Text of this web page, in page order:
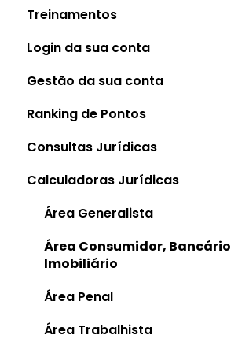
Como contatar o Suporte da
Treinamentos
Principais Ferramentas
Login da sua conta
Autenticação em 02 (Duas)
Como Recuperar a Senha (e
Gestão da sua conta
Gestão da conta
Como identificar o meu
Como funciona um Cupom
Como fazer o Cancelamento
Ranking de Pontos
Consultas Jurídicas
Calculadoras Jurídicas
Área Generalista
Área Consumidor,
Imobiliário
Área Penal
Área Trabalhista